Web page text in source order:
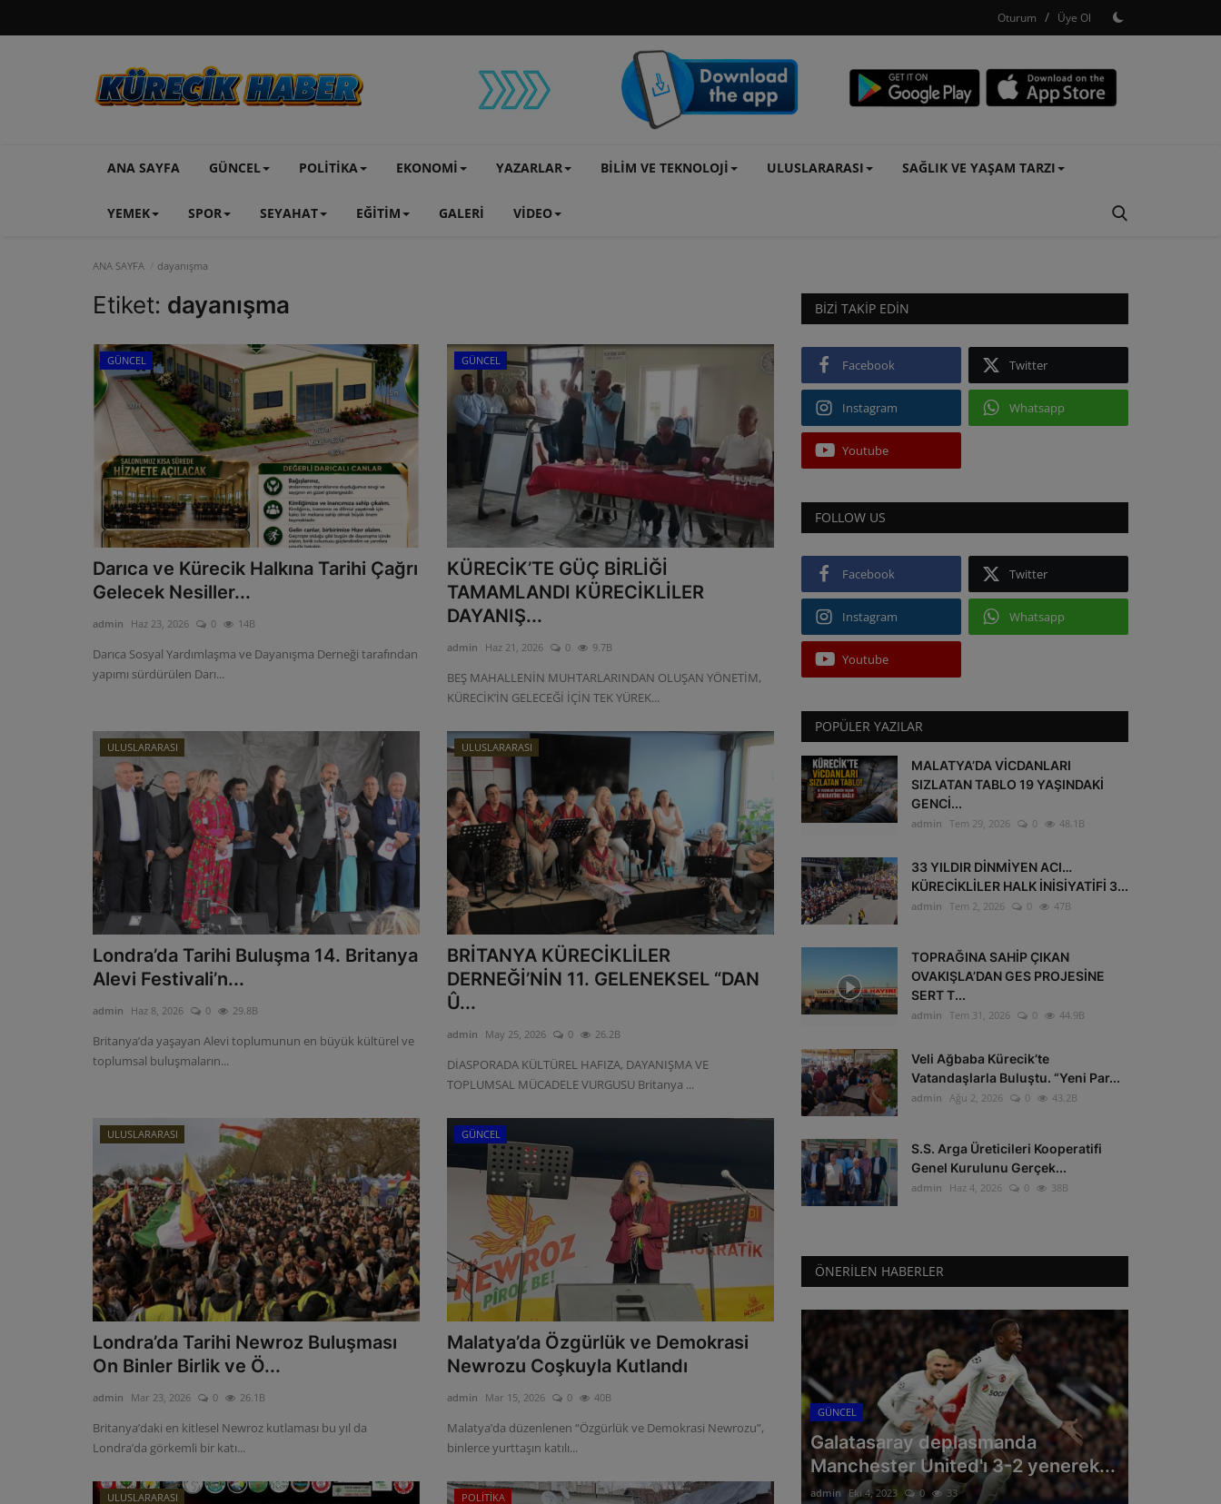
Oturum / Üye Ol
ANA SAYFA GÜNCEL POLİTİKA EKONOMİ YAZARLAR BİLİM VE TEKNOLOJİ ULUSLARARASI SAĞLIK VE YAŞAM TARZI
YEMEK SPOR SEYAHAT EĞİTİM GALERİ VİDEO
ANA SAYFA dayanışma
Etiket: dayanışma
GÜNCEL
Darıca ve Kürecik Halkına Tarihi Çağrı
Gelecek Nesiller...
admin Haz 23, 2026 0 14B
Darıca Sosyal Yardımlaşma ve Dayanışma Derneği tarafından
yapımı sürdürülen Darı...
GÜNCEL
KÜRECİK’TE GÜÇ BİRLİĞİ
TAMAMLANDI KÜRECİKLİLER
DAYANIŞ...
admin Haz 21, 2026 0 9.7B
BEŞ MAHALLENİN MUHTARLARINDAN OLUŞAN YÖNETİM,
KÜRECİK’İN GELECEĞİ İÇİN TEK YÜREK...
ULUSLARARASI
Londra’da Tarihi Buluşma 14. Britanya
Alevi Festivali’n...
admin Haz 8, 2026 0 29.8B
Britanya’da yaşayan Alevi toplumunun en büyük kültürel ve
toplumsal buluşmaların...
ULUSLARARASI
BRİTANYA KÜRECİKLİLER
DERNEĞİ’NİN 11. GELENEKSEL “DAN
Û...
admin May 25, 2026 0 26.2B
DİASPORADA KÜLTÜREL HAFIZA, DAYANIŞMA VE
TOPLUMSAL MÜCADELE VURGUSU Britanya ...
ULUSLARARASI
Londra’da Tarihi Newroz Buluşması
On Binler Birlik ve Ö...
admin Mar 23, 2026 0 26.1B
Britanya’daki en kitlesel Newroz kutlaması bu yıl da
Londra’da görkemli bir katı...
GÜNCEL
Malatya’da Özgürlük ve Demokrasi
Newrozu Coşkuyla Kutlandı
admin Mar 15, 2026 0 40B
Malatya’da düzenlenen “Özgürlük ve Demokrasi Newrozu”,
binlerce yurttaşın katılı...
ULUSLARARASI POLİTİKA
BIZI TAKIP EDIN
Facebook Twitter
Instagram Whatsapp
Youtube
FOLLOW US
Facebook Twitter
Instagram Whatsapp
Youtube
POPÜLER YAZILAR
MALATYA’DA VİCDANLARI
SIZLATAN TABLO 19 YAŞINDAKİ
GENCİ...
admin Tem 29, 2026 0 48.1B
33 YILDIR DİNMİYEN ACI…
KÜRECİKLİLER HALK İNİSİYATİFİ 3...
admin Tem 2, 2026 0 47B
TOPRAĞINA SAHİP ÇIKAN
OVAKIŞLA’DAN GES PROJESİNE
SERT T...
admin Tem 31, 2026 0 44.9B
Veli Ağbaba Kürecik’te
Vatandaşlarla Buluştu. “Yeni Par...
admin Ağu 2, 2026 0 43.2B
S.S. Arga Üreticileri Kooperatifi
Genel Kurulunu Gerçek...
admin Haz 4, 2026 0 38B
ÖNERILEN HABERLER
GÜNCEL
Galatasaray deplasmanda
Manchester United'ı 3-2 yenerek...
admin Eki 4, 2023 0 33